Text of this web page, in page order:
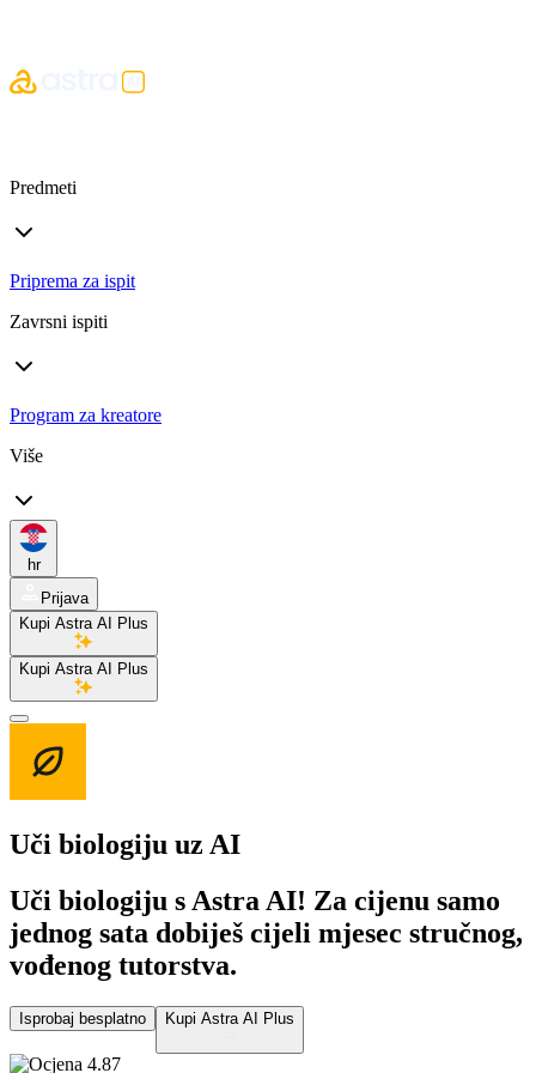
Predmeti
Priprema za ispit
Zavrsni ispiti
Program za kreatore
Više
hr
Prijava
Kupi Astra AI Plus
Kupi Astra AI Plus
Uči biologiju uz AI
Uči biologiju s Astra AI! Za cijenu samo
jednog sata dobiješ cijeli mjesec stručnog,
vođenog tutorstva.
Isprobaj besplatno Kupi Astra AI Plus